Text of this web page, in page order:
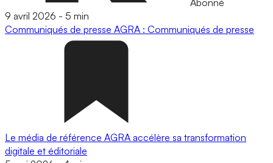
9 avril 2026 - 5 min
Communiqués de presse AGRA : Communiqués de presse
Le média de référence AGRA accélère sa transformation
digitale et éditoriale